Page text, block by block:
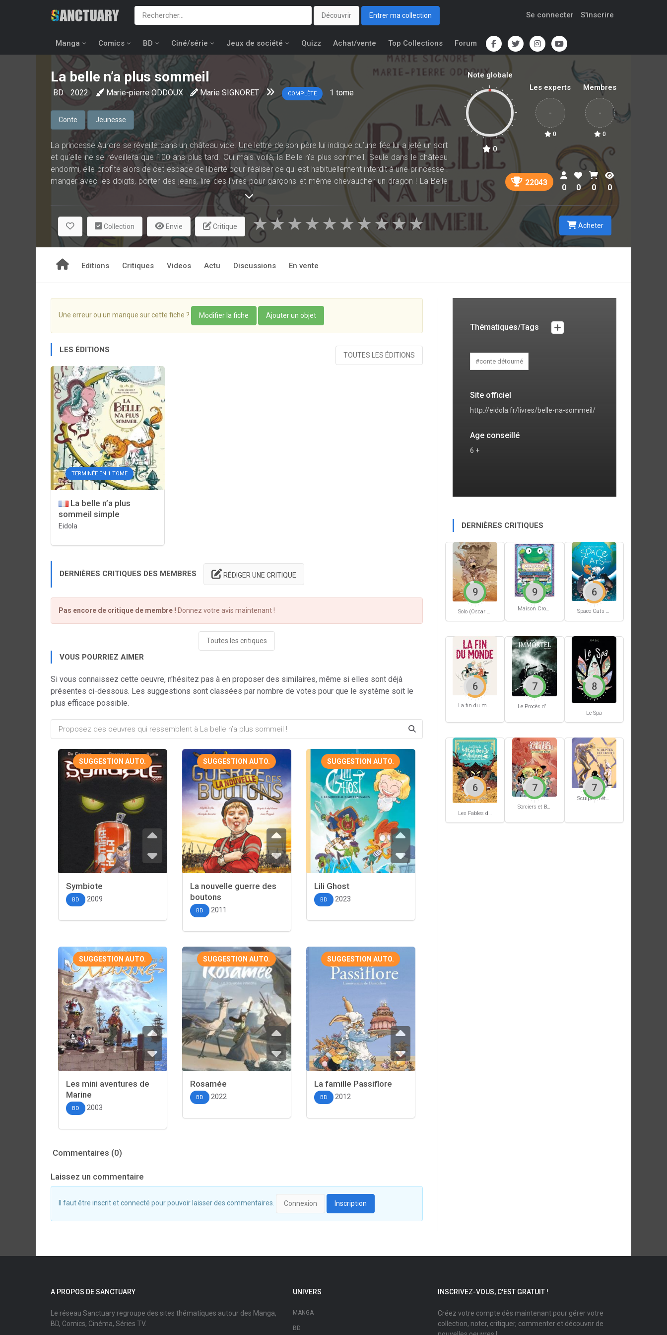
Découvrir Entrer ma collection Se connecter S'inscrire
Manga Comics BD Ciné/série Jeux de société Quizz Achat/vente Top Collections Forum
La belle n’a plus sommeil
BD 2022 Marie-pierre ODDOUX Marie SIGNORET COMPLÈTE 1 tome
Conte Jeunesse
La princesse Aurore se réveille dans un château vide. Une lettre de son père lui indique qu’une fée lui a jeté un sort
et qu’elle ne se réveillera que 100 ans plus tard. Oui mais voilà, la Belle n’a plus sommeil. Seule dans le château
endormi, elle profite alors de cet espace de liberté pour réaliser ce qui est habituellement interdit à une princesse :
manger avec les doigts, porter des jeans, lire des livres pour garçons et même chevaucher un dragon ! La Belle
s’émancipe et change son destin.
Note globale
0
Les experts
-
0
Membres
-
0
22043
0 0 0 0
Collection Envie Critique ★
★
★
★
★
★
★
★
★
★ Acheter
Editions Critiques Videos Actu Discussions En vente
Une erreur ou un manque sur cette fiche ? Modifier la fiche Ajouter un objet
LES ÉDITIONS
TOUTES LES ÉDITIONS
TERMINÉE EN 1 TOME
La belle n’a plus
sommeil simple
Eidola
DERNIÈRES CRITIQUES DES MEMBRES RÉDIGER UNE CRITIQUE
Pas encore de critique de membre ! Donnez votre avis maintenant !
Toutes les critiques
VOUS POURRIEZ AIMER
Si vous connaissez cette oeuvre, n'hésitez pas à en proposer des similaires, même si elles sont déjà
présentes ci-dessous. Les suggestions sont classées par nombre de votes pour que le système soit le
plus efficace possible.
SUGGESTION AUTO.
Symbiote
BD 2009
SUGGESTION AUTO.
La nouvelle guerre des
boutons
BD 2011
SUGGESTION AUTO.
Lili Ghost
BD 2023
SUGGESTION AUTO.
Les mini aventures de
Marine
BD 2003
SUGGESTION AUTO.
Rosamée
BD 2022
SUGGESTION AUTO.
La famille Passiflore
BD 2012
Commentaires (0)
Laissez un commentaire
Il faut être inscrit et connecté pour pouvoir laisser des commentaires. Connexion Inscription
Thématiques/Tags
#conte détourné
Site officiel
http://eidola.fr/livres/belle-na-sommeil/
Age conseillé
6 +
DERNIÈRES CRITIQUES
Solo (Oscar Martin) #1
9
Maison Croâ Croâ
9
Space Cats #1
6
La fin du monde (Stanislas)
6 7
Le Spa
8
Les Fables du Roi des Aulnes
6
Sorciers et Bourbiers #1
7
Sculpter l'éternité
7
A PROPOS DE SANCTUARY
Le réseau Sanctuary regroupe des sites thématiques autour des Manga,
BD, Comics, Cinéma, Séries TV.
UNIVERS
MANGA
BD
INSCRIVEZ-VOUS, C'EST GRATUIT !
Créez votre compte dès maintenant pour gérer votre
collection, noter, critiquer, commenter et découvrir de